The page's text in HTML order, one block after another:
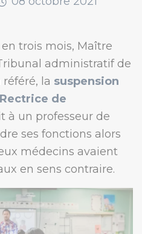
trois mois, Maître
administratif de
référé, la suspension
de
à un professeur de
ses fonctions alors
médecins avaient
en sens contraire.